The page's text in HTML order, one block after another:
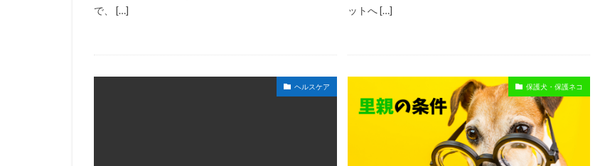
で、 […]
ットへ […]
ヘルスケア 保護犬・保護ネコ